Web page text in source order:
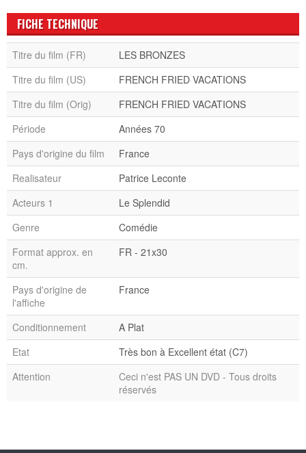
FICHE TECHNIQUE
Titre du film (FR)
LES BRONZES
Titre du film (US)
FRENCH FRIED VACATIONS
Titre du film (Orig)
FRENCH FRIED VACATIONS
Période
Années 70
Pays d'origine du film
France
Realisateur
Patrice Leconte
Acteurs 1
Le Splendid
Genre
Comédie
Format approx. en
cm.
FR - 21x30
Pays d'origine de
l'affiche
France
Conditionnement
A Plat
Etat
Très bon à Excellent état (C7)
Attention
Ceci n'est PAS UN DVD - Tous droits
réservés